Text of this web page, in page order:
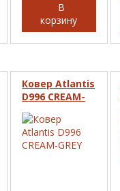
В
корзину
Ковер Atlantis
D996 CREAM-
GREY